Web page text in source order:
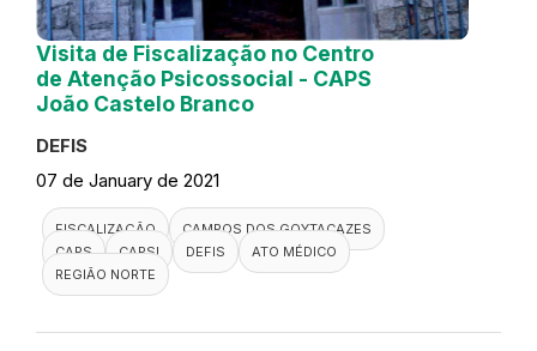
Visita de Fiscalização no Centro
de Atenção Psicossocial - CAPS
João Castelo Branco
DEFIS
07 de January de 2021
FISCALIZAÇÃO
CAMPOS DOS GOYTACAZES
CAPS
CAPSI DEFIS
ATO MÉDICO
REGIÃO NORTE